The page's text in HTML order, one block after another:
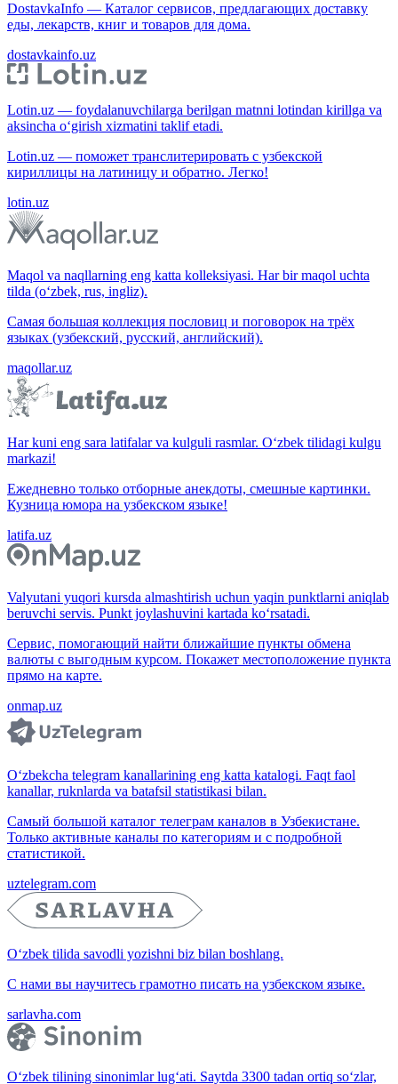
DostavkaInfo — Каталог сервисов, предлагающих доставку
еды, лекарств, книг и товаров для дома.
dostavkainfo.uz
Lotin.uz — foydalanuvchilarga berilgan matnni lotindan kirillga va
aksincha o‘girish xizmatini taklif etadi.
Lotin.uz — поможет транслитерировать с узбекской
кириллицы на латиницу и обратно. Легко!
lotin.uz
Maqol va naqllarning eng katta kolleksiyasi. Har bir maqol uchta
tilda (o‘zbek, rus, ingliz).
Самая большая коллекция пословиц и поговорок на трёх
языках (узбекский, русский, английский).
maqollar.uz
Har kuni eng sara latifalar va kulguli rasmlar. O‘zbek tilidagi kulgu
markazi!
Ежедневно только отборные анекдоты, смешные картинки.
Кузница юмора на узбекском языке!
latifa.uz
Valyutani yuqori kursda almashtirish uchun yaqin punktlarni aniqlab
beruvchi servis. Punkt joylashuvini kartada ko‘rsatadi.
Сервис, помогающий найти ближайшие пункты обмена
валюты с выгодным курсом. Покажет местоположение пункта
прямо на карте.
onmap.uz
O‘zbekcha telegram kanallarining eng katta katalogi. Faqt faol
kanallar, ruknlarda va batafsil statistikasi bilan.
Самый большой каталог телеграм каналов в Узбекистане.
Только активные каналы по категориям и с подробной
статистикой.
uztelegram.com
O‘zbek tilida savodli yozishni biz bilan boshlang.
С нами вы научитесь грамотно писать на узбекском языке.
sarlavha.com
O‘zbek tilining sinonimlar lug‘ati. Saytda 3300 tadan ortiq so‘zlar,